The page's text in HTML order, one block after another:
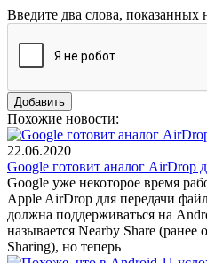
Введите два слова, показанных
Похожие новости:
22.06.2020
Google готовит аналог AirDrop
Google уже некоторое время
Apple AirDrop для передачи
должна поддерживаться на
называется Nearby Share (ранее
Sharing), но теперь